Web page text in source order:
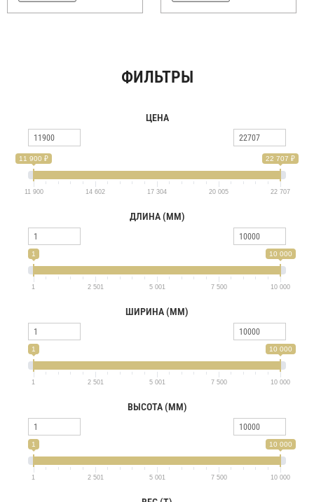
ФИЛЬТРЫ
ЦЕНА
11 900 ₽ 22 707 ₽
11 900 14 602 17 304 20 005 22 707
ДЛИНА (ММ)
1 10 000
1 2 501 5 001 7 500 10 000
ШИРИНА (ММ)
1 10 000
1 2 501 5 001 7 500 10 000
ВЫСОТА (ММ)
1 10 000
1 2 501 5 001 7 500 10 000